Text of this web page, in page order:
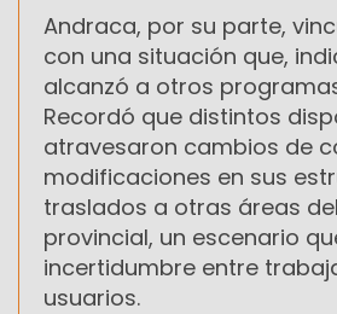
Andraca, por su parte,
con una situación que,
alcanzó a otros
Recordó que distintos
atravesaron cambios de
modificaciones en sus
traslados a otras áreas
provincial, un escenario
incertidumbre entre
usuarios.